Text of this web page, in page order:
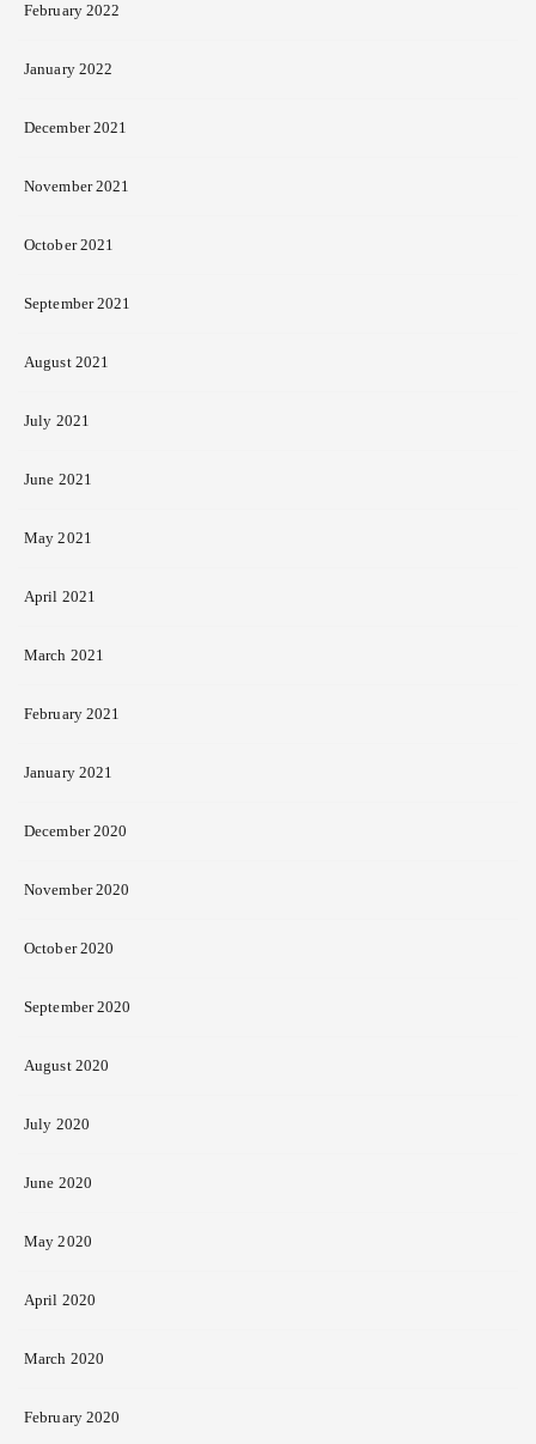
February 2022
January 2022
December 2021
November 2021
October 2021
September 2021
August 2021
July 2021
June 2021
May 2021
April 2021
March 2021
February 2021
January 2021
December 2020
November 2020
October 2020
September 2020
August 2020
July 2020
June 2020
May 2020
April 2020
March 2020
February 2020